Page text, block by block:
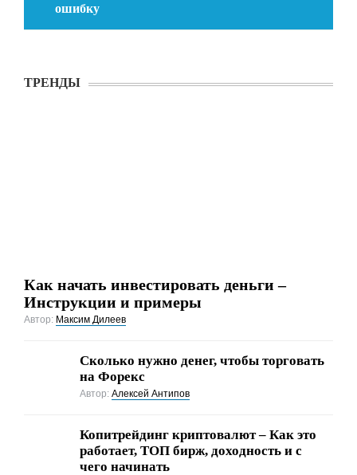
ошибку
ТРЕНДЫ
Как начать инвестировать деньги –
Инструкции и примеры
Автор: Максим Дилеев
Сколько нужно денег, чтобы торговать
на Форекс
Автор:Алексей Антипов
Копитрейдинг криптовалют – Как это
работает, ТОП бирж, доходность и с
чего начинать